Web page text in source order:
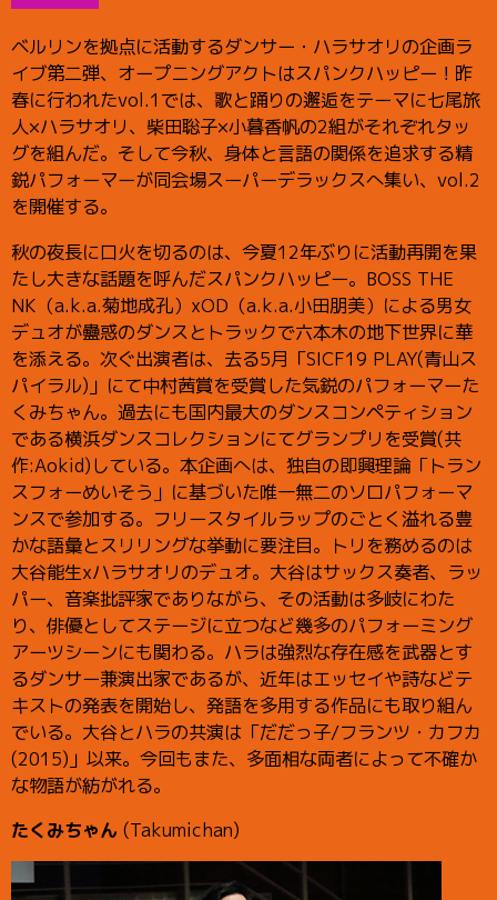
ベルリンを拠点に活動するダンサー・ハラサオリの企画ラ
イブ第二弾、オープニングアクトはスパンクハッピー！昨
春に行われたvol.1では、歌と踊りの邂逅をテーマに七尾旅
人×ハラサオリ、柴田聡子×小暮香帆の2組がそれぞれタッ
グを組んだ。そして今秋、身体と言語の関係を追求する精
鋭パフォーマーが同会場スーパーデラックスへ集い、vol.2
を開催する。
秋の夜長に口火を切るのは、今夏12年ぶりに活動再開を果
たし大きな話題を呼んだスパンクハッピー。BOSS THE
NK（a.k.a.菊地成孔）xOD（a.k.a.小田朋美）による男女
デュオが蠱惑のダンスとトラックで六本木の地下世界に華
を添える。次ぐ出演者は、去る5月「SICF19 PLAY(青山ス
パイラル)」にて中村茜賞を受賞した気鋭のパフォーマーた
くみちゃん。過去にも国内最大のダンスコンペティション
である横浜ダンスコレクションにてグランプリを受賞(共
作:Aokid)している。本企画へは、独自の即興理論「トラン
スフォーめいそう」に基づいた唯一無二のソロパフォーマ
ンスで参加する。フリースタイルラップのごとく溢れる豊
かな語彙とスリリングな挙動に要注目。トリを務めるのは
大谷能生xハラサオリのデュオ。大谷はサックス奏者、ラッ
パー、音楽批評家でありながら、その活動は多岐にわた
り、俳優としてステージに立つなど幾多のパフォーミング
アーツシーンにも関わる。ハラは強烈な存在感を武器とす
るダンサー兼演出家であるが、近年はエッセイや詩などテ
キストの発表を開始し、発語を多用する作品にも取り組ん
でいる。大谷とハラの共演は「だだっ子/フランツ・カフカ
(2015)」以来。今回もまた、多面相な両者によって不確か
な物語が紡がれる。
たくみちゃん (Takumichan)